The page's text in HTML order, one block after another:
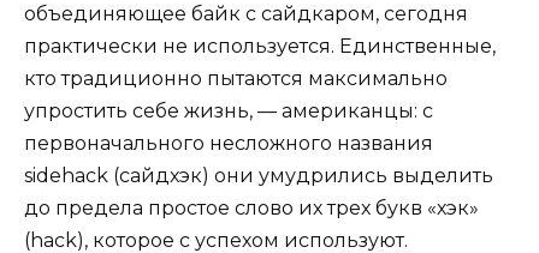
объединяющее байк с сайдкаром, сегодня
практически не используется. Единственные,
кто традиционно пытаются максимально
упростить себе жизнь, — американцы: с
первоначального несложного названия
sidehack (сайдхэк) они умудрились выделить
до предела простое слово их трех букв «хэк»
(hack), которое с успехом используют.